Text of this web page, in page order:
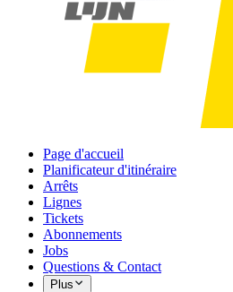
Page d'accueil
Planificateur d'itinéraire
Arrêts
Lignes
Tickets
Abonnements
Jobs
Questions & Contact
Plus